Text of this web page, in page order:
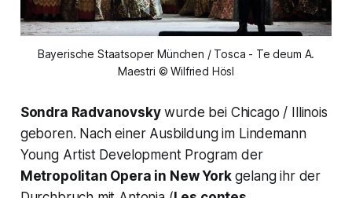
Bayerische Staatsoper München / Tosca - Te deum A.
Maestri © Wilfried Hösl
Sondra Radvanovskywurde bei Chicago / Illinois
geboren. Nach einer Ausbildung im Lindemann
Young Artist Development Program der
Metropolitan Opera in New Yorkgelang ihr der